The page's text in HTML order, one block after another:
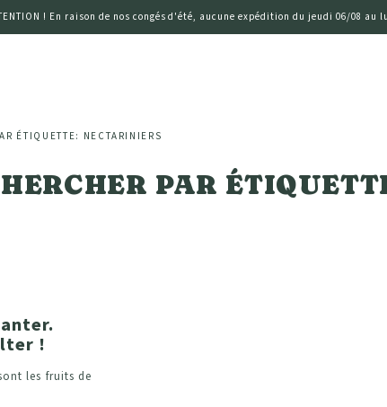
! En raison de nos congés d'été, aucune expédition du jeudi 06/08
ÉTIQUETTE: NECTARINIERS
PAR
!
les fruits de